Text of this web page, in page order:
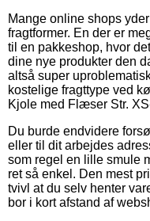
Mange online shops
fragtformer. En der er
til en pakkeshop, hvor
dine nye produkter den
altså super
kostelige fragttype ved
Kjole med Flæser Str.
Du burde endvidere
eller til dit arbejdes
som regel en lille smule
ret så enkel. Den mest
tvivl at du selv henter
bor i kort afstand af